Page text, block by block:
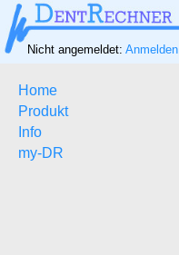
Nicht angemeldet: Anmelden
Home
Produkt
Info
my-DR